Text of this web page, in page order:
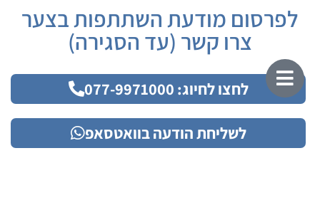
לפרסום מודעת השתתפות בצער
צרו קשר (עד הסגירה)
לחצו לחיוג: 077-9971000
לשליחת הודעה בוואטסאפ